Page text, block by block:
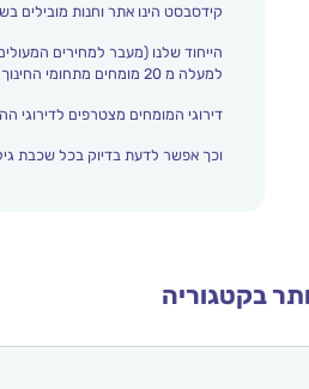
קידסבסט הינו אתר וחנות מובילים
הייחוד שלנו (מעבר למחירים
למעלה מ 20 מומחים מתחומי החינוך והתפתחות הילד מדרגים אצלנו כל הזמן את עולם הילדים.
דירוגי המומחים מצטרפים לדירוגי
וכך אפשר לדעת בדיוק בכל שכבת
בקטגוריה